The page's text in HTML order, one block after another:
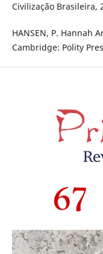
Civilização Brasileira,
HANSEN, P. Hannah
Cambridge: Polity